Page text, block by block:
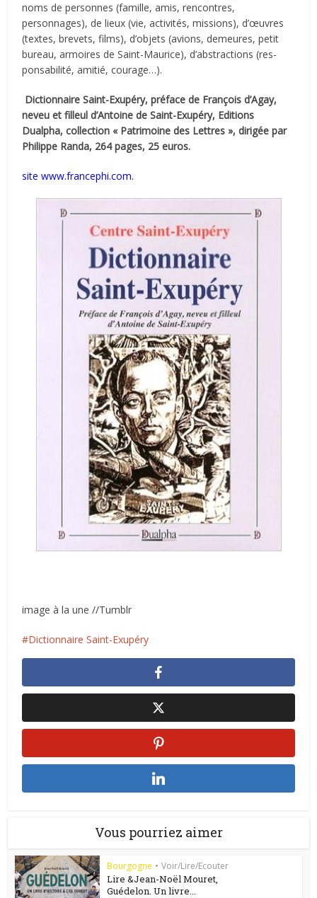
noms de personnes (famille, amis, rencontres,
personnages), de lieux (vie, activités, missions), d’œuvres
(textes, brevets, films), d’objets (avions, demeures, petit
bureau, armoires de Saint-Maurice), d’abstractions (res­
ponsabilité, amitié, courage…).
Dictionnaire Saint-Exupéry, préface de François d’Agay,
neveu et filleul d’Antoine de Saint-Exupéry, Editions
Dualpha, collection « Patrimoine des Lettres », dirigée par
Philippe Randa, 264 pages, 25 euros.
site www.francephi.com.
image à la une //Tumblr
Dictionnaire Saint-Exupéry
Vous pourriez aimer
Bourgogne • Voir/Lire/Ecouter
Lire &Jean-Noël Mouret,
Guédelon. Un livre...